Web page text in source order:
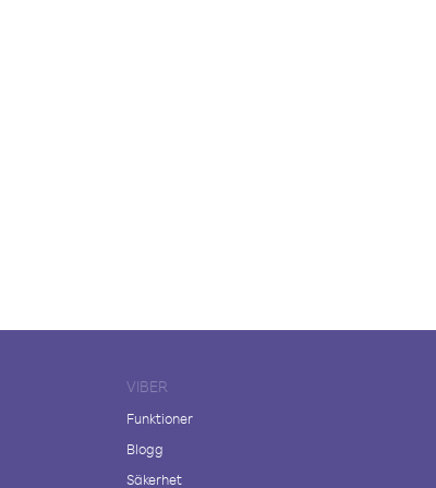
VIBER
Funktioner
Blogg
Säkerhet